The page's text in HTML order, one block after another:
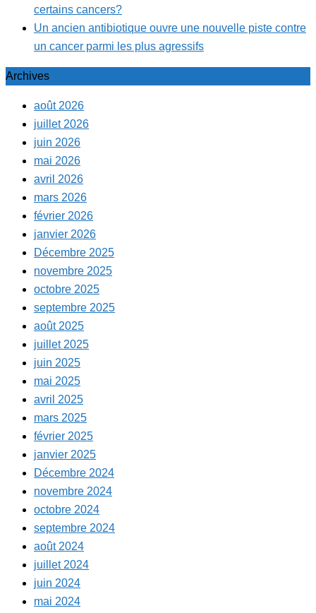
certains cancers?
Un ancien antibiotique ouvre une nouvelle piste contre
un cancer parmi les plus agressifs
Archives
août 2026
juillet 2026
juin 2026
mai 2026
avril 2026
mars 2026
février 2026
janvier 2026
Décembre 2025
novembre 2025
octobre 2025
septembre 2025
août 2025
juillet 2025
juin 2025
mai 2025
avril 2025
mars 2025
février 2025
janvier 2025
Décembre 2024
novembre 2024
octobre 2024
septembre 2024
août 2024
juillet 2024
juin 2024
mai 2024